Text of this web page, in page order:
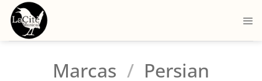
Marcas / Persian